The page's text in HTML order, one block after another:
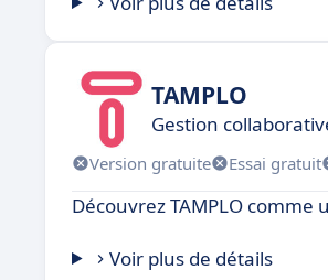
TAMPLO
Gestion
Version gratuite Essai gratuit
Découvrez TAMPLO
Voir plus de détails